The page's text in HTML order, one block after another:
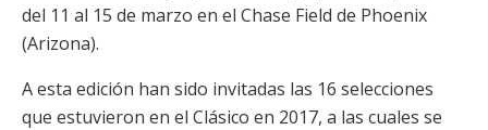
del 11 al 15 de marzo en el Chase Field de Phoenix
(Arizona).
A esta edición han sido invitadas las 16 selecciones
que estuvieron en el Clásico en 2017, a las cuales se